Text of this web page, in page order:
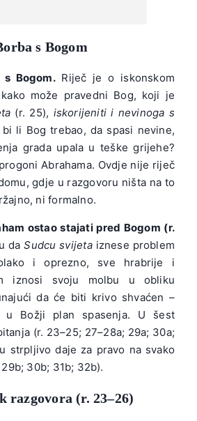
s Bogom
Bogom.Riječ je o iskonskom
može pravedni Bog, koji je
(r. 25), iskorijeniti i nevinoga s
li Bog trebao, da spasi nevine,
grada upala u teške grijehe?
Abrahama. Ovdje nije riječ
gdje u razgovoru ništa na to
ni formalno.
ostao stajati pred Bogom (r.
daSudcu svijeta iznese problem
i oprezno, sve hrabrije i
iznosi svoju molbu u obliku
da će biti krivo shvaćen –
u Božji plan spasenja. U šest
(r. 23–25; 27–28a; 29a; 30a;
strpljivo daje za pravo na svako
30b; 31b; 32b).
razgovora (r. 23–26)